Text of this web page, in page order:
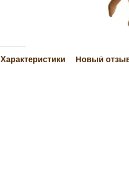
Характеристики Новый